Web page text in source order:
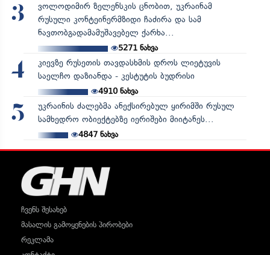
3
ვოლოდიმირ ზელენსკის ცნობით, უკრაინამ
რუსული კონტეინერმზიდი ჩაძირა და სამ
ნავთობგადამამუშავებელ ქარხა...
5271ნახვა
4
კიევზე რუსეთის თავდასხმის დროს ლიეტუვის
საელჩო დაზიანდა - კესტუტის ბუდრისი
4910ნახვა
5
უკრაინის ძალებმა ანექსირებულ ყირიმში რუსულ
სამხედრო ობიექტებზე იერიშები მიიტანეს...
4847ნახვა
ჩვენს შესახებ
მასალის გამოყენების პირობები
რეკლამა